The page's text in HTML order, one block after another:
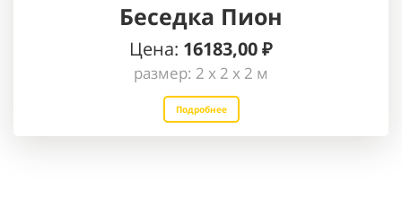
Беседка Пион
Цена: 16183,00 ₽
размер: 2 х 2 х 2 м
Подробнее